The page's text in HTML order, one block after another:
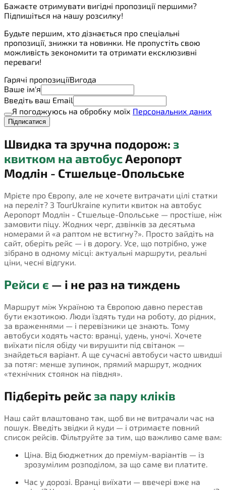
Бажаєте отримувати вигідні пропозиції першими?
Підпишіться на нашу розсилку!
Будьте першим, хто дізнається про спеціальні
пропозиції, знижки та новинки. Не пропустіть свою
можливість зекономити та отримати ексклюзивні
переваги!
Гарячі пропозиціїВигода
Ваше ім'я
Введіть ваш Email
Я погоджуюсь на обробку моїх Персональних даних
Підписатися
Швидка та зручна подорож: з
квитком на автобусАеропорт
Модлін - Стшельце-Опольське
Мрієте про Європу, але не хочете витрачати цілі статки
на переліт? З TourUkraine купити квиток на автобус
Аеропорт Модлін - Стшельце-Опольське — простіше, ніж
замовити піцу. Жодних черг, дзвінків за десятьма
номерами й «а раптом не встигну?». Просто зайдіть на
сайт, оберіть рейс — і в дорогу. Усе, що потрібно, уже
зібрано в одному місці: актуальні маршрути, реальні
ціни, чесні відгуки.
Рейси є — і не раз на тиждень
Маршрут між Україною та Європою давно перестав
бути екзотикою. Люди їздять туди на роботу, до рідних,
за враженнями — і перевізники це знають. Тому
автобуси ходять часто: вранці, удень, уночі. Хочете
виїхати після обіду чи вирушити під світанок —
знайдеться варіант. А ще сучасні автобуси часто швидші
за потяг: менше зупинок, прямий маршрут, жодних
«технічних стоянок на півдня».
Підберіть рейсза пару кліків
Наш сайт влаштовано так, щоб ви не витрачали час на
пошук. Введіть звідки й куди — і отримаєте повний
список рейсів. Фільтруйте за тим, що важливо саме вам:
Ціна. Від бюджетних до преміум-варіантів — із
зрозумілим розподілом, за що саме ви платите.
Час у дорозі. Вранці виїхати — ввечері вже на